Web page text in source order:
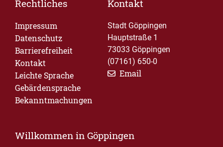
Rechtliches
Impressum
Datenschutz
Barrierefreiheit
Kontakt
Leichte Sprache
Gebärdensprache
Bekanntmachungen
Kontakt
Stadt Göppingen
Hauptstraße 1
73033 Göppingen
(07161) 650-0
Email
Willkommen in Göppingen